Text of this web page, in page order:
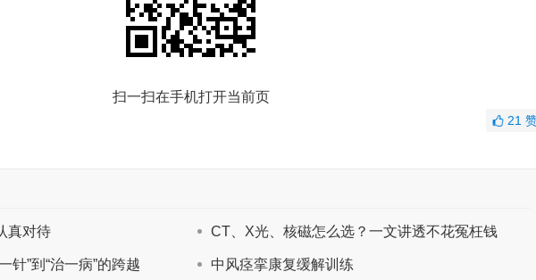
扫一扫在手机打开当前页
21
真对待 CT、X光、核磁怎么选？一文讲透不花冤枉钱
针”到“治一病”的跨越 中风痉挛康复缓解训练